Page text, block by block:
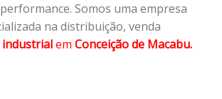
Somos uma empresa
na distribuição, venda
em Conceição de Macabu.